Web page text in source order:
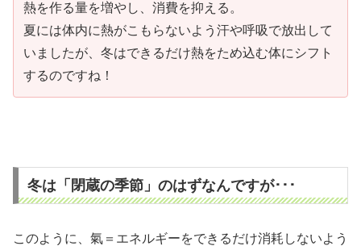
熱を作る量を増やし、消費を抑える。
夏には体内に熱がこもらないよう汗や呼吸で放出して
いましたが、冬はできるだけ熱をため込む体にシフト
するのですね！
冬は「閉蔵の季節」のはずなんですが･･･
このように、氣＝エネルギーをできるだけ消耗しないよう